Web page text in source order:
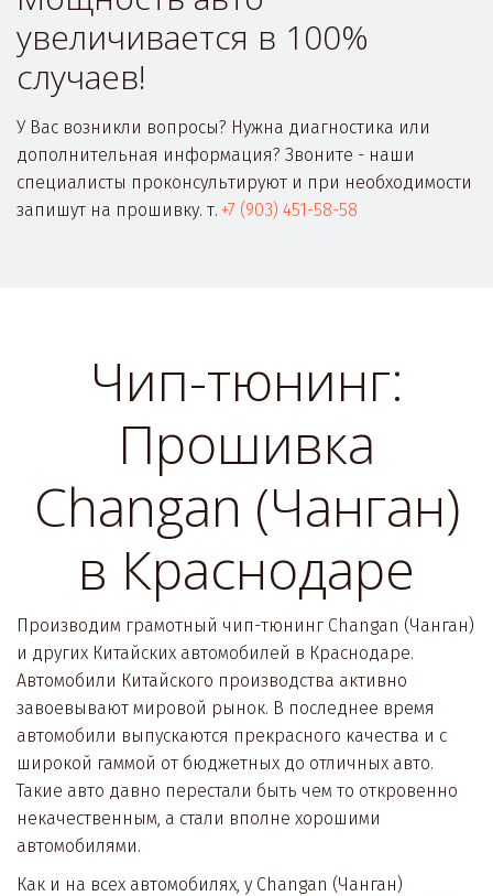
увеличивается в 100%
случаев!
У Вас возникли вопросы? Нужна диагностика или
дополнительная информация? Звоните - наши
специалисты проконсультируют и при необходимости
запишут на прошивку. т. +7 (903) 451-58-58
Чип-тюнинг:
Прошивка
Changan (Чанган)
в Краснодаре
Производим грамотный чип-тюнинг Changan (Чанган)
и других Китайских автомобилей в Краснодаре.
Автомобили Китайского производства активно
завоевывают мировой рынок. В последнее время
автомобили выпускаются прекрасного качества и с
широкой гаммой от бюджетных до отличных авто.
Такие авто давно перестали быть чем то откровенно
некачественным, а стали вполне хорошими
автомобилями.
Как и на всех автомобилях, у Changan (Чанган)